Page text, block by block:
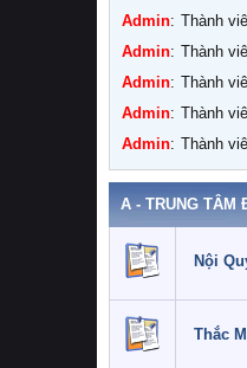
Admin: Thành
Admin: Thành
Admin: Thành
Admin: Thành
Admin: Thành
nihC:
Bot này
A - TRUNG TÂM
Nội
Thắc